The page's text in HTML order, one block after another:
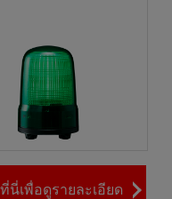
นี่เพื่อดูรายละเอียด